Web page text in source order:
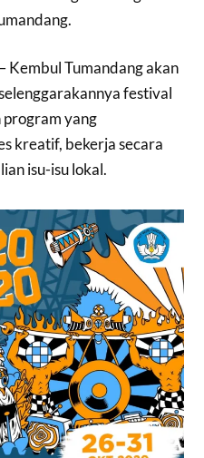
Kembul Tumandang akan
festival
program yang
kreatif, bekerja secara
isu-isu lokal.